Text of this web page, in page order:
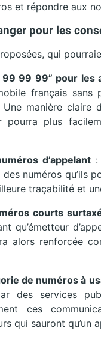
et répondre aux
pour les
qui
99 99” pour les
français
manière claire
pourra plus
d’appelant
numéros qu’ils
traçabilité et
courts
qu’émetteur
alors renforcée
de numéros à
des services
ces
qui sauront qu’un